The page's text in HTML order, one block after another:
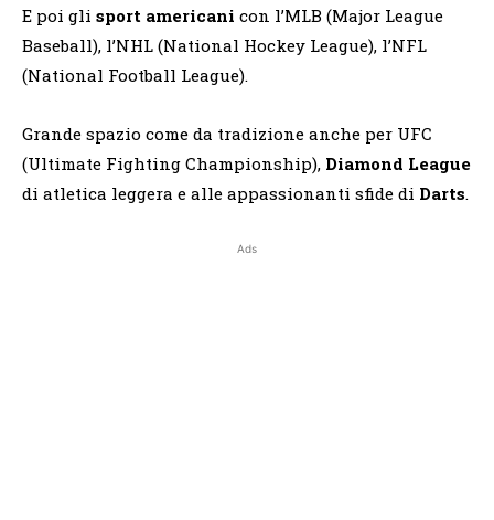
E poi gli sport americani con l’MLB (Major League
Baseball), l’NHL (National Hockey League), l’NFL
(National Football League).
Grande spazio come da tradizione anche per UFC
(Ultimate Fighting Championship), Diamond League
di atletica leggera e alle appassionanti sfide di Darts.
Ads